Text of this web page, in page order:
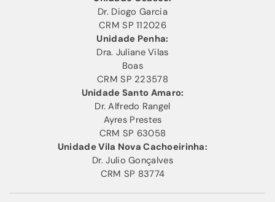
Dr. Diogo Garcia
CRM SP 112026
Unidade Penha:
Dra. Juliane Vilas
Boas
CRM SP 223578
Unidade Santo Amaro:
Dr. Alfredo Rangel
Ayres Prestes
CRM SP 63058
Unidade Vila Nova Cachoeirinha:
Dr. Julio Gonçalves
CRM SP 83774